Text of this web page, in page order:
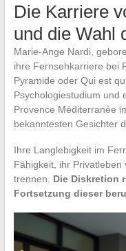
Die Karriere
und die Wahl
Marie-Ange Nardi,
ihre Fernsehkarriere bei
Pyramide oder Qui est
Psychologiestudium und
Provence Méditerranée
bekanntesten Gesichter
Ihre Langlebigkeit im
Fähigkeit, ihr
trennen. Die Diskretion
Fortsetzung dieser